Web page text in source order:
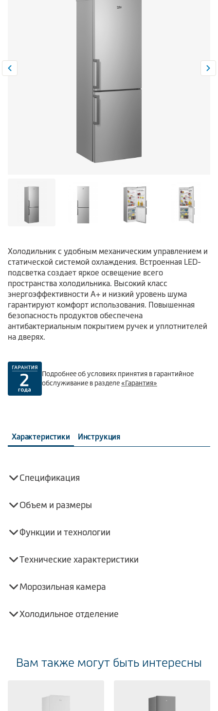
Климатическая техника
Холодильник с удобным механическим управлением и
статической системой охлаждения. Встроенная LED-
подсветка создает яркое освещение всего
пространства холодильника. Высокий класс
энергоэффективности А+ и низкий уровень шума
гарантируют комфорт использования. Повышенная
безопасность продуктов обеспечена
антибактериальным покрытием ручек и уплотнителей
на дверях.
Подробнее об условиях принятия в гарантийное
обслуживание в разделе«Гарантия»
Характеристики Инструкция
Спецификация
Объем и размеры
Функции и технологии
Технические характеристики
Морозильная камера
Холодильное отделение
Вам также могут быть интересны